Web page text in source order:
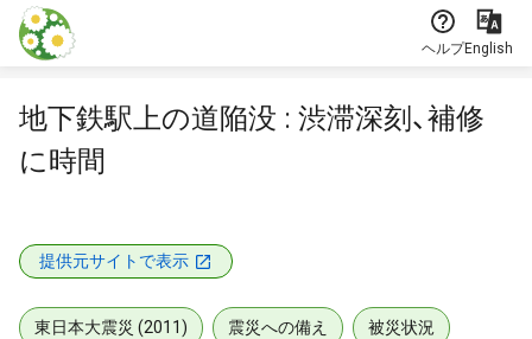
本文に飛ぶ
ヘルプEnglish
地下鉄駅上の道陥没 : 渋滞深刻、補修
に時間
提供元サイトで表示
東日本大震災 (2011) 震災への備え 被災状況